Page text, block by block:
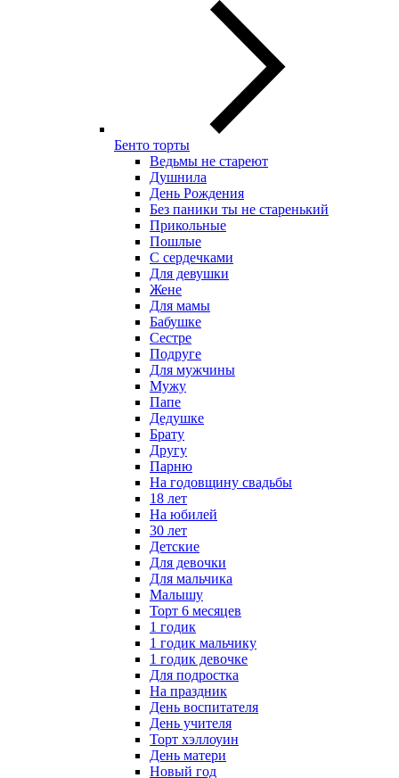
Бенто торты
Ведьмы не стареют
Душнила
День Рождения
Без паники ты не старенький
Прикольные
Пошлые
С сердечками
Для девушки
Жене
Для мамы
Бабушке
Сестре
Подруге
Для мужчины
Мужу
Папе
Дедушке
Брату
Другу
Парню
На годовщину свадьбы
18 лет
На юбилей
30 лет
Детские
Для девочки
Для мальчика
Малышу
Торт 6 месяцев
1 годик
1 годик мальчику
1 годик девочке
Для подростка
На праздник
День воспитателя
День учителя
Торт хэллоуин
День матери
Новый год